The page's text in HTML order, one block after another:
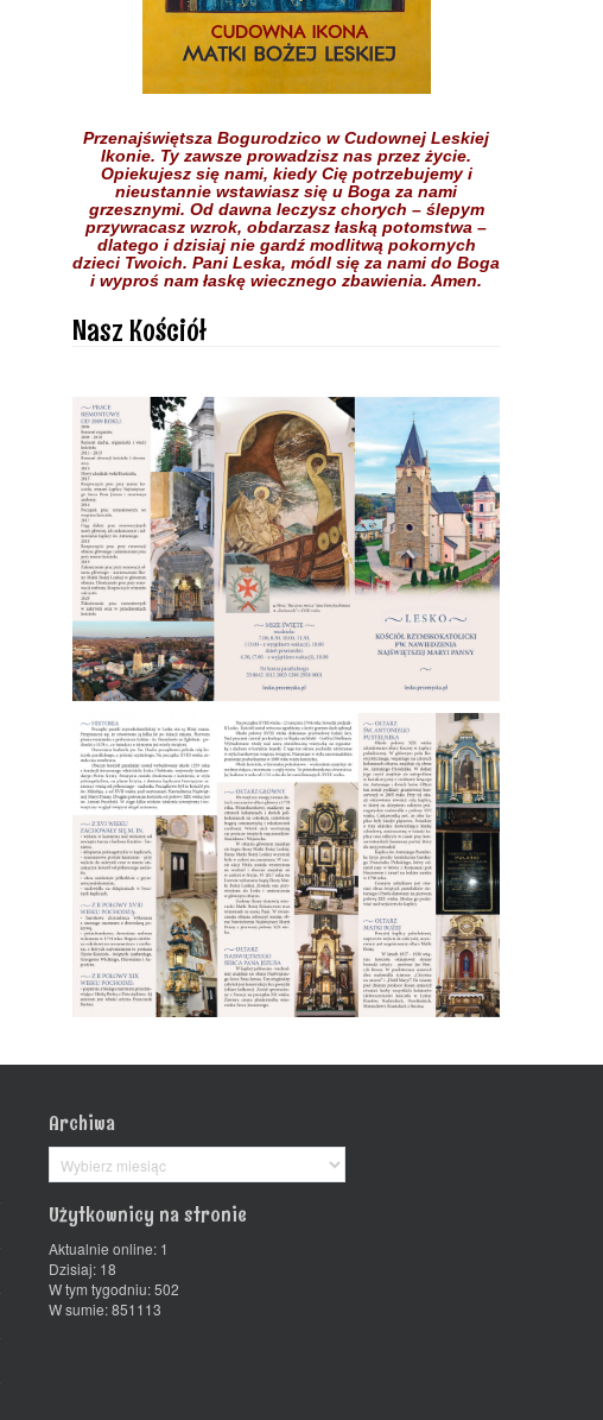
Przenajświętsza Bogurodzico w Cudownej Leskiej
Ikonie. Ty zawsze prowadzisz nas przez życie.
Opiekujesz się nami, kiedy Cię potrzebujemyi
nieustannie wstawiasz się u Boga za nami
grzesznymi. Od dawna leczysz chorych – ślepym
przywracasz wzrok, obdarzasz łaską potomstwa –
dlatego i dzisiaj nie gardź modlitwą pokornych
dzieci Twoich. Pani Leska, módl się za nami do Boga
i wyproś nam łaskę wiecznego zbawienia. Amen.
Nasz Kościół
Archiwa
Archiwa
Użytkownicy na stronie
Aktualnie online: 1
Dzisiaj: 18
W tym tygodniu: 502
W sumie: 851113